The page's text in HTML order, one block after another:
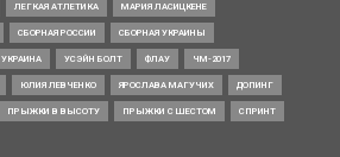
ЛЕГКАЯ АТЛЕТИКА МАРИЯ ЛАСИЦКЕНЕ
СБОРНАЯ РОССИИ СБОРНАЯ УКРАИНЫ
УКРАИНА УСЭЙН БОЛТ ФЛАУ ЧМ-2017
ЮЛИЯ ЛЕВЧЕНКО ЯРОСЛАВА МАГУЧИХ ДОПИНГ
ПРЫЖКИ В ВЫСОТУ ПРЫЖКИ С ШЕСТОМ СПРИНТ